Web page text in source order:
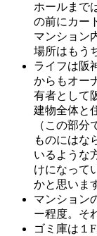
ホールまで
の前にカー
マンション
場所はもう
ライフは阪
からもオー
有者として
建物全体と
（この部
ものにはな
いるような
けになって
かと思いま
マンション
ー程度。そ
ゴミ庫は１